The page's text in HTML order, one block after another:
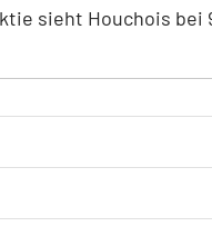
sieht Houchois bei